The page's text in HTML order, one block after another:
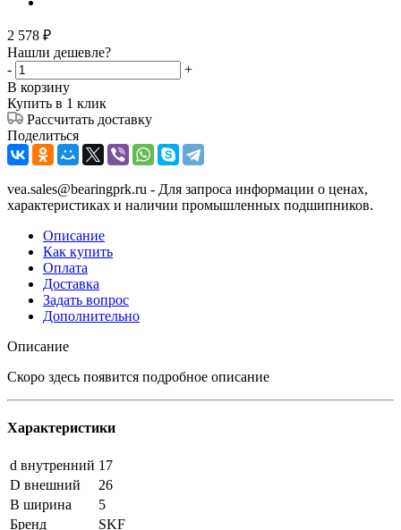
2 578 ₽
Нашли дешевле?
-
+
В корзину
Купить в 1 клик
Рассчитать доставку
Поделиться
vea.sales@bearingprk.ru - Для запроса информации о ценах,
характеристиках и наличии промышленных подшипников.
Описание
Как купить
Оплата
Доставка
Задать вопрос
Дополнительно
Описание
Скоро здесь появится подробное описание
Характеристики
d внутренний 17
D внешний
26
B ширина
5
Бренд
SKF